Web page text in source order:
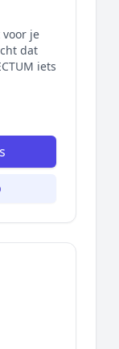
voor je
dat
iets